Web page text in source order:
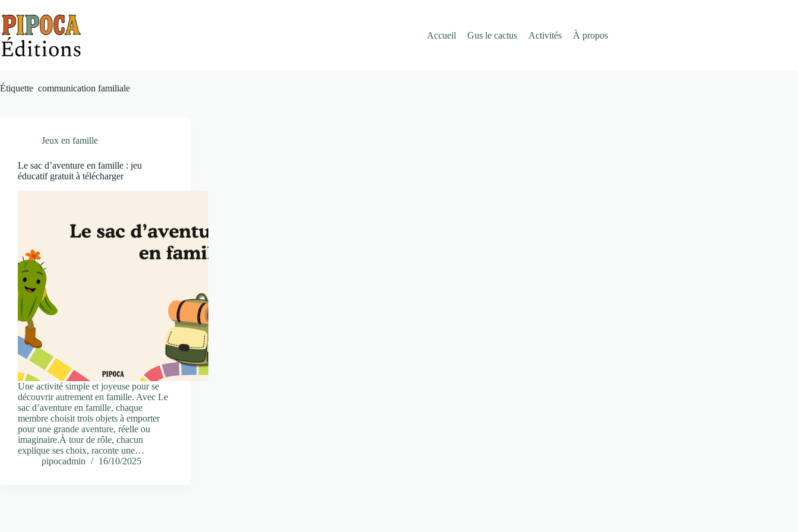
au
contenu
Accueil
Gus le cactus Activités À propos
Étiquette communication familiale
Jeux en famille
Le sac d’aventure en famille : jeu
éducatif gratuit à télécharger
Une activité simple et joyeuse pour se
découvrir autrement en famille. Avec Le
sac d’aventure en famille, chaque
membre choisit trois objets à emporter
pour une grande aventure, réelle ou
imaginaire.À tour de rôle, chacun
explique ses choix, raconte une…
pipocadmin
16/10/2025